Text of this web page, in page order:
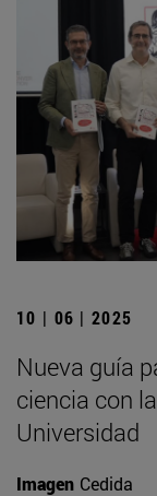
10 | 06 | 2025
Nueva guía
ciencia con
Universidad
Imagen Cedida